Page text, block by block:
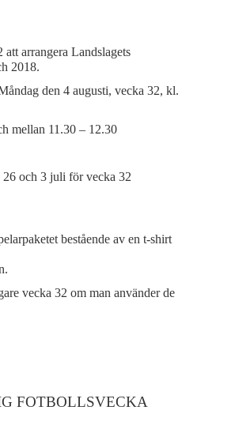
arrangera Landslagets
2018.
den 4 augusti, vecka 32, kl.
mellan 11.30 – 12.30
26 och 3 juli för vecka 32
bestående av en t-shirt
vecka 32 om man använder de
FOTBOLLSVECKA